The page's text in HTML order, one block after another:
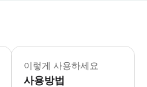
* 대형 연휴에는 픽업 서비스가 제공
이렇게 사용하세요
사용방법